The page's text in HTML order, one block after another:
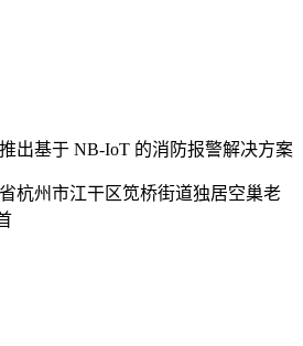
出基于 NB-IoT 的消防报警解决方案
杭州市江干区笕桥街道独居空巢老